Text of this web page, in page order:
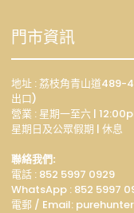
門市資訊
地址 : 荔枝角青山道489-
出口)
營業 : 星期一至六 |
星期日及公眾假期 | 休息
聯絡我們:
電話 : 852 5997 0929
WhatsApp : 852 5997
電郵 / Email: p